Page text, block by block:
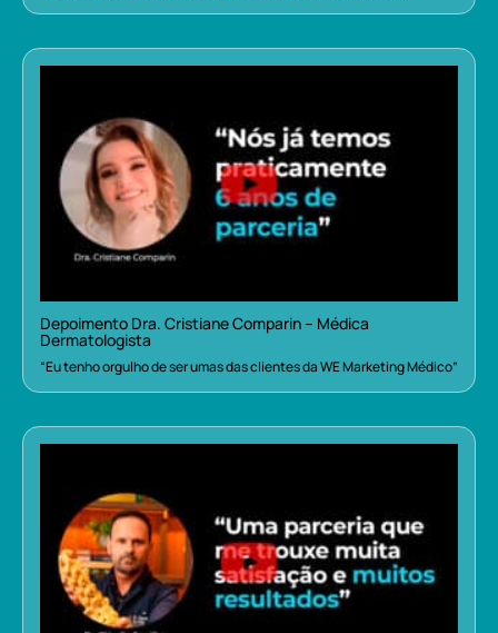
Depoimento Dra. Cristiane Comparin – Médica
Dermatologista
“Eu tenho orgulho de ser umas das clientes da WE Marketing Médico”